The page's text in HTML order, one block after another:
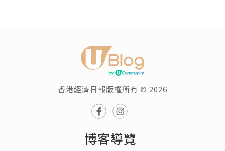
香港經濟日報版權所有 © 2026
博客導覽